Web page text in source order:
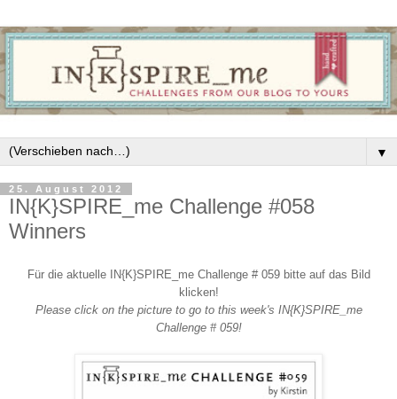
▼
25. August 2012
IN{K}SPIRE_me Challenge #058
Winners
Für die aktuelle IN{K}SPIRE_me Challenge # 059 bitte auf das Bild
klicken!
Please click on the picture to go to this week's IN{K}SPIRE_me
Challenge # 059!